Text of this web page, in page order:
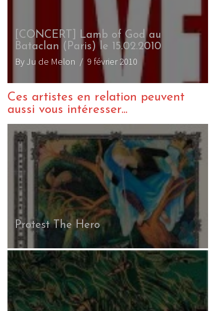
[CONCERT] Lamb of God au
Bataclan (Paris) le 15.02.2010
By Ju de Melon / 9 février 2010
Ces artistes en relation peuvent
aussi vous intéresser...
Protest The Hero